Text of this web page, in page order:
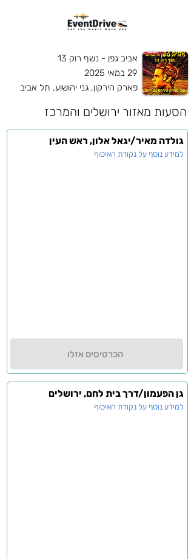
אביב גפן - נשף רוק 13
29 במאי 2025
פארק הירקון, גני יהושוע, תל אביב
ירושלים והמרכז הסעות מאזור
גולדה מאיר/יגאל אלון, ראש העין
למידע נוסף על נקודת האיסוף
הכרטיסים אזלו
גן הפעמון/דרך בית לחם, ירושלים
למידע נוסף על נקודת האיסוף